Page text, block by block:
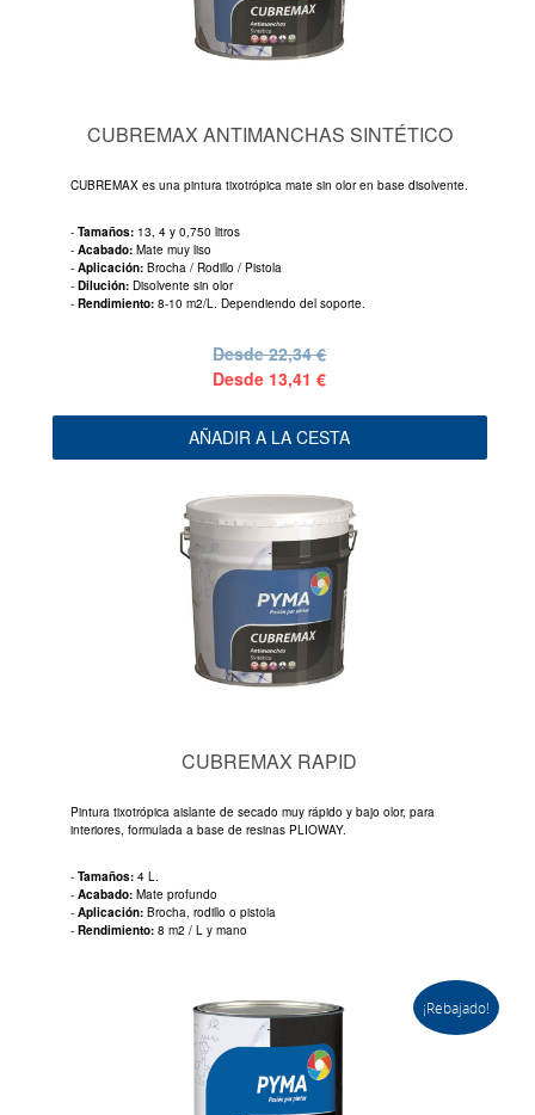
CUBREMAX ANTIMANCHAS SINTÉTICO
CUBREMAX es una pintura tixotrópica mate sin olor en base disolvente.
- Tamaños: 13, 4 y 0,750 litros
- Acabado: Mate muy liso
- Aplicación: Brocha / Rodillo / Pistola
- Dilución: Disolvente sin olor
- Rendimiento: 8-10 m2/L. Dependiendo del soporte.
Desde22,34 €
Desde 13,41 €
AÑADIR A LA CESTA
CUBREMAX RAPID
Pintura tixotrópica aislante de secado muy rápido y bajo olor, para
interiores, formulada a base de resinas PLIOWAY.
- Tamaños: 4 L.
- Acabado: Mate profundo
- Aplicación: Brocha, rodillo o pistola
- Rendimiento: 8 m2 / L y mano
¡Rebajado!